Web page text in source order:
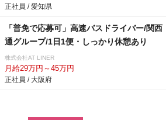
正社員 / 愛知県
「普免で応募可」高速バスドライバー/関
通グループ/1日1便・しっかり休憩あり
株式会社AT LINER
月給29万円～45万円
正社員 / 大阪府